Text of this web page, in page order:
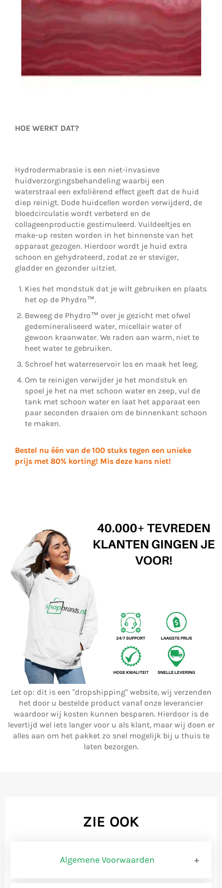
HOE WERKT DAT?
Hydrodermabrasie is een niet-invasieve
huidverzorgingsbehandeling waarbij een
waterstraal een exfoliërend effect geeft dat de huid
diep reinigt. Dode huidcellen worden verwijderd, de
bloedcirculatie wordt verbeterd en de
collageenproductie gestimuleerd. Vuildeeltjes en
make-up resten worden in het binnenste van het
apparaat gezogen. Hierdoor wordt je huid extra
schoon en gehydrateerd, zodat ze er steviger,
gladder en gezonder uitziet.
Kies het mondstuk dat je wilt gebruiken en plaats
het op de Phydro™.
Beweeg de Phydro™ over je gezicht met ofwel
gedemineraliseerd water, micellair water of
gewoon kraanwater. We raden aan warm, niet te
heet water te gebruiken.
Schroef het waterreservoir los en maak het leeg.
Om te reinigen verwijder je het mondstuk en
spoel je het na met schoon water en zeep, vul de
tank met schoon water en laat het apparaat een
paar seconden draaien om de binnenkant schoon
te maken.
Bestel nu één van de 100 stuks tegen een unieke
prijs met 80% korting! Mis deze kans niet!
Let op: dit is een "dropshipping" website, wij verzenden
het door u bestelde product vanaf onze leverancier
waardoor wij kosten kunnen besparen. Hierdoor is de
levertijd wel iets langer voor u als klant, maar wij doen er
alles aan om het pakket zo snel mogelijk bij u thuis te
laten bezorgen.
ZIE OOK
Algemene Voorwaarden